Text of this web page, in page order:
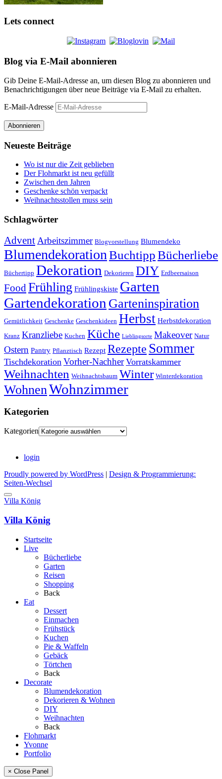
Lets connect
Blog via E-Mail abonnieren
Gib Deine E-Mail-Adresse an, um diesen Blog zu abonnieren und
Benachrichtigungen über neue Beiträge via E-Mail zu erhalten.
E-Mail-Adresse
Abonnieren
Neueste Beiträge
Wo ist nur die Zeit geblieben
Der Flohmarkt ist neu gefüllt
Zwischen den Jahren
Geschenke schön verpackt
Weihnachtsstollen muss sein
Schlagwörter
Advent Arbeitszimmer Blogvorstellung Blumendeko
Blumendekoration BuchtippBücherliebe
Büchertipp Dekoration Dekorieren DIY Erdbeersaison
Food Frühling Frühlingskiste Garten
Gartendekoration Garteninspiration
Gemütlichkeit Geschenke Geschenkideen Herbst Herbstdekoration
Kranz Kranzliebe Kuchen Küche Lieblingsorte Makeover Natur
Ostern Pantry Pflanztisch Rezept Rezepte Sommer
Tischdekoration Vorher-Nachher Vorratskammer
Weihnachten Weihnachtsbaum Winter Winterdekoration
WohnenWohnzimmer
Kategorien
Kategorien
login
Proudly powered by WordPress | Design & Programmierung:
Seiten-Wechsel
Villa König
Villa König
Startseite
Live
Bücherliebe
Garten
Reisen
Shopping
Back
Eat
Dessert
Einmachen
Frühstück
Kuchen
Pie & Waffeln
Gebäck
Törtchen
Back
Decorate
Blumendekoration
Dekorieren & Wohnen
DIY
Weihnachten
Back
Flohmarkt
Yvonne
Portfolio
× Close Panel